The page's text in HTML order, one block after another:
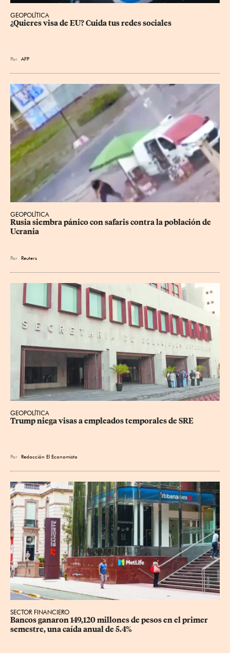
GEOPOLÍTICA
¿Quieres visa de EU? Cuida tus redes sociales
Por AFP
GEOPOLÍTICA
Rusia siembra pánico con safaris contra la población de
Ucrania
Por Reuters
GEOPOLÍTICA
Trump niega visas a empleados temporales de SRE
Por Redacción El Economista
SECTOR FINANCIERO
Bancos ganaron 149,120 millones de pesos en el primer
semestre, una caída anual de 5.4%